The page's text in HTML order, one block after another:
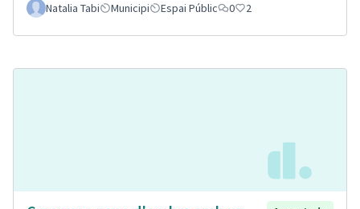
Natalia Tabi Municipi Espai Públic 0 2